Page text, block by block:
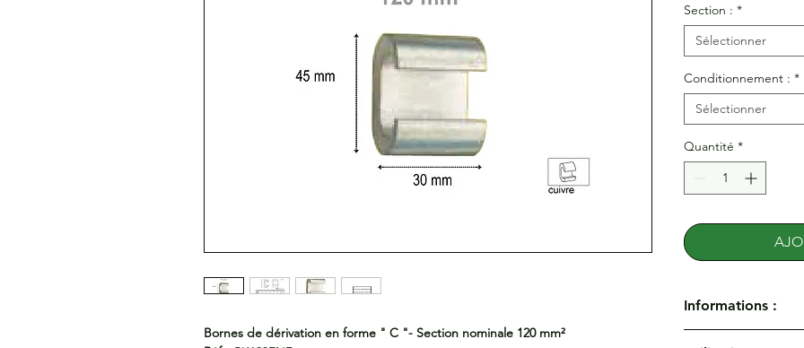
Bornes de dérivation en forme " C "- Section nominale 120 mm²
Section : *
Sélectionner
Conditionnement : *
Sélectionner
Quantité *
Informations :